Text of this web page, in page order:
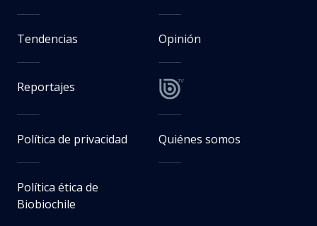
Tendencias Opinión
Reportajes
Política de privacidad Quiénes somos
Política ética de
Biobiochile